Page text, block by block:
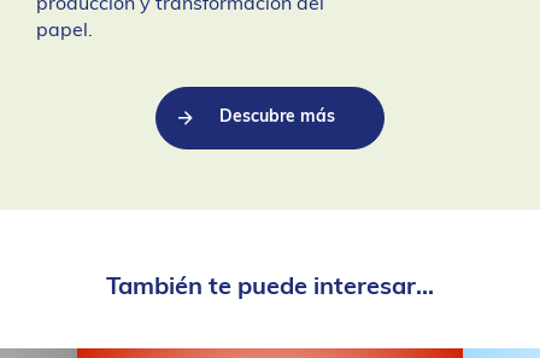
producción y transformación del
papel.
Descubre más
También te puede interesar...